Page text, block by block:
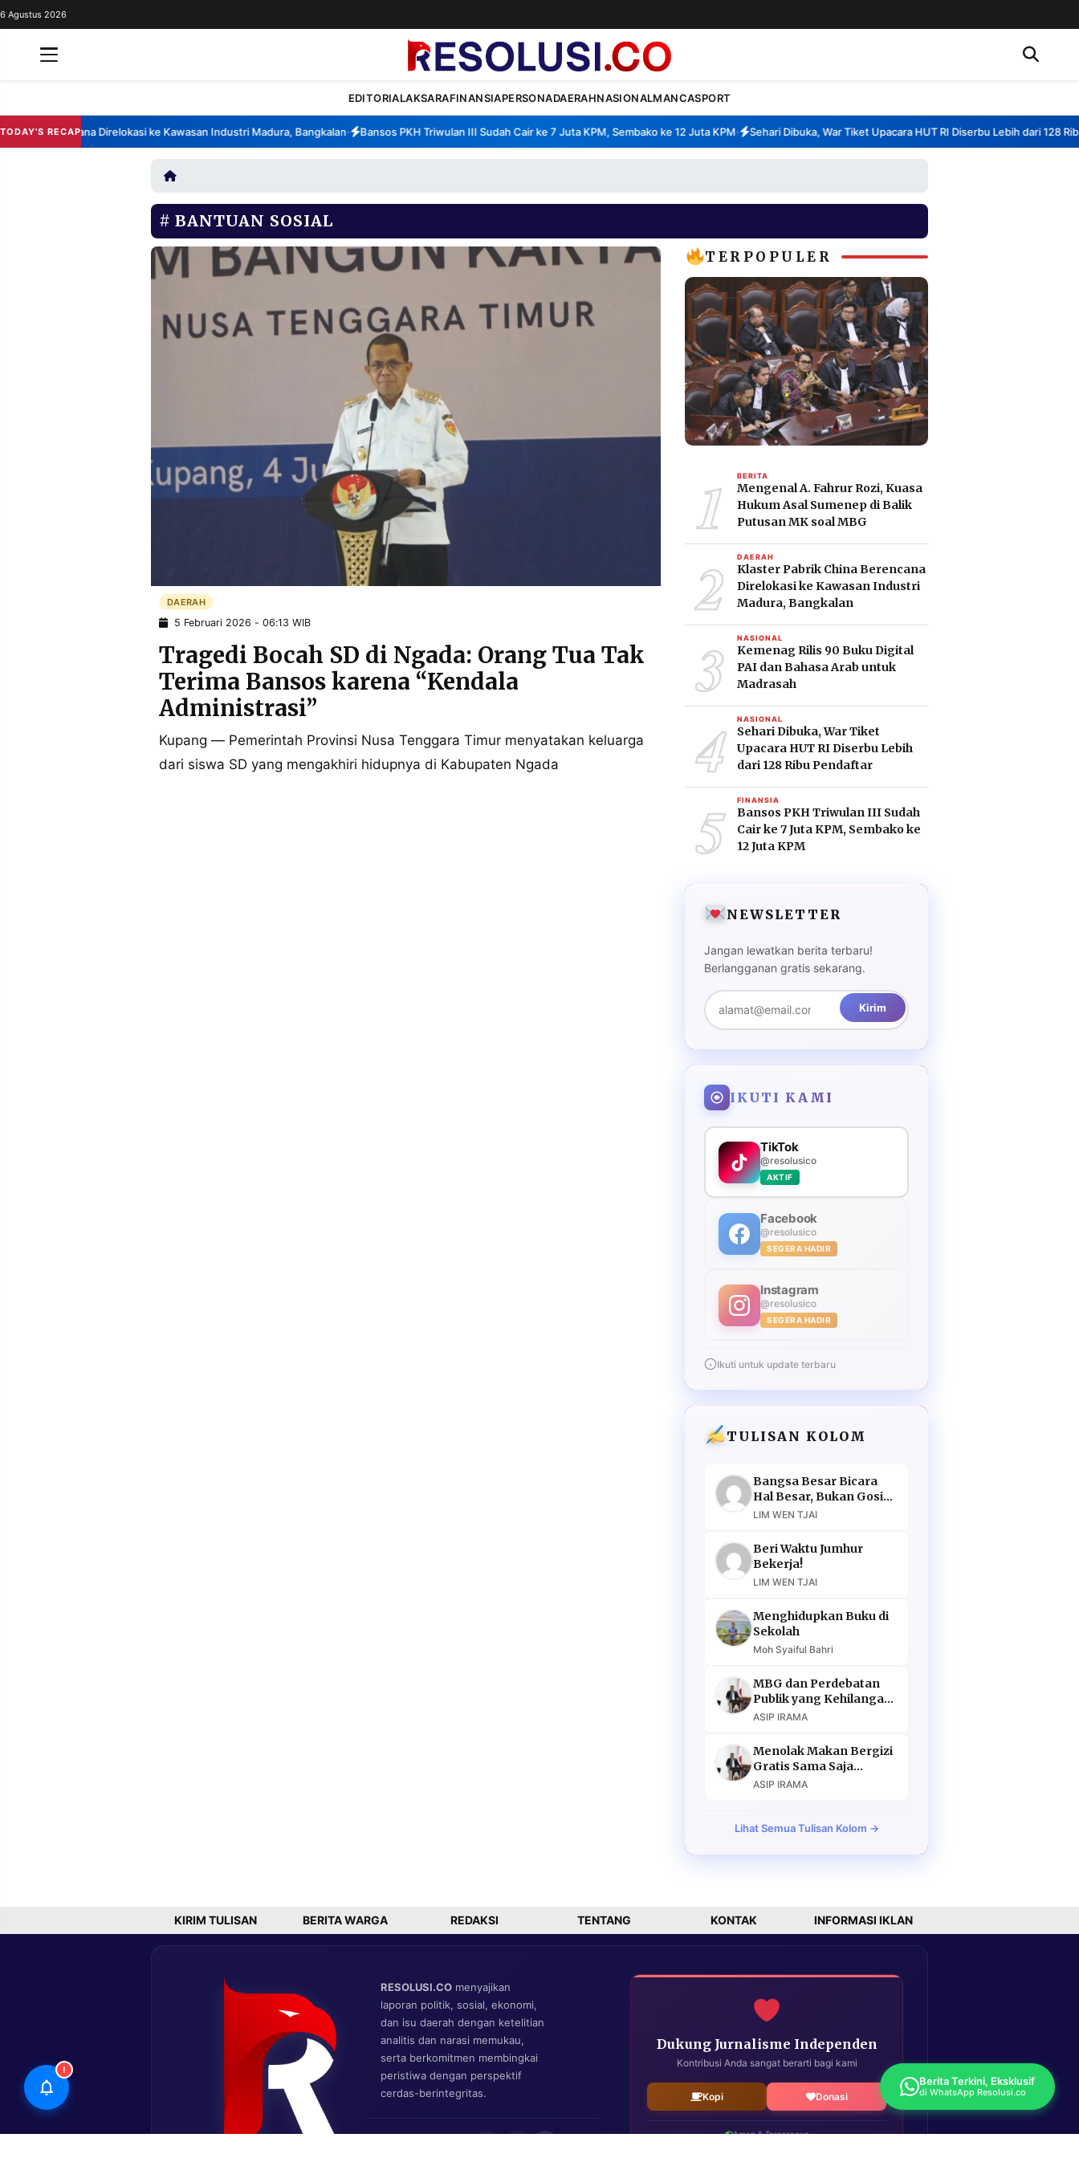
REDAKSI
PERSONA
NASIONAL
SERVICE
6 Agustus 2026
EDITORIALAKSARAFINANSIAPERSONADAERAHNASIONALMANCASPORT
TODAY'S RECAP
Berencana Direlokasi ke Kawasan Industri Madura, Bangkalan• Bansos PKH Triwulan III Sudah Cair ke 7 Juta KPM, Sembako ke 12 Juta KPM• Sehari Dibuka, War Tiket Upacara HUT RI Diserbu Lebih dari 128 Ribu
BANTUAN SOSIAL
DAERAH
5 Februari 2026 - 06:13 WIB
Tragedi Bocah SD di Ngada: Orang Tua Tak
Terima Bansos karena “Kendala
Administrasi”
Kupang — Pemerintah Provinsi Nusa Tenggara Timur menyatakan keluarga
dari siswa SD yang mengakhiri hidupnya di Kabupaten Ngada
TERPOPULER
1 BERITA
Mengenal A. Fahrur Rozi, Kuasa
Hukum Asal Sumenep di Balik
Putusan MK soal MBG
2 DAERAH
Klaster Pabrik China Berencana
Direlokasi ke Kawasan Industri
Madura, Bangkalan
3 NASIONAL
Kemenag Rilis 90 Buku Digital
PAI dan Bahasa Arab untuk
Madrasah
4 NASIONAL
Sehari Dibuka, War Tiket
Upacara HUT RI Diserbu Lebih
dari 128 Ribu Pendaftar
5 FINANSIA
Bansos PKH Triwulan III Sudah
Cair ke 7 Juta KPM, Sembako ke
12 Juta KPM
NEWSLETTER
Jangan lewatkan berita terbaru!
Berlangganan gratis sekarang.
Kirim
IKUTI KAMI
TikTok
@resolusico
AKTIF
Facebook
@resolusico
SEGERA HADIR
Instagram
@resolusico
SEGERA HADIR
Ikuti untuk update terbaru
TULISAN KOLOM
Bangsa Besar Bicara
Hal Besar, Bukan Gosip
Murahan
LIM WEN TJAI
Beri Waktu Jumhur
Bekerja!
LIM WEN TJAI
Menghidupkan Buku di
Sekolah
Moh Syaiful Bahri
MBG dan Perdebatan
Publik yang Kehilangan
Argumen
ASIP IRAMA
Menolak Makan Bergizi
Gratis Sama Saja
Menolak Masa Depan
ASIP IRAMA
Lihat Semua Tulisan Kolom →
KIRIM TULISAN BERITA WARGA REDAKSI TENTANG KONTAK INFORMASI IKLAN
RESOLUSI.CO menyajikan
laporan politik, sosial, ekonomi,
dan isu daerah dengan ketelitian
analitis dan narasi memukau,
serta berkomitmen membingkai
peristiwa dengan perspektif
cerdas-berintegritas.
Dukung Jurnalisme Independen
Kontribusi Anda sangat berarti bagi kami
Kopi Donasi
Aman & Terpercaya
!
Berita Terkini, Eksklusif
di WhatsApp Resolusi.co